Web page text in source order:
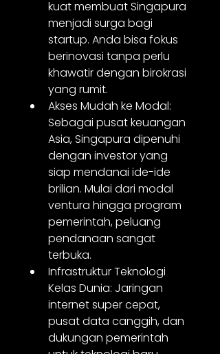
kuat membuat Singapura
menjadi surga bagi
startup. Anda bisa fokus
berinovasi tanpa perlu
khawatir dengan birokrasi
yang rumit.
Akses Mudah ke Modal:
Sebagai pusat keuangan
Asia, Singapura dipenuhi
dengan investor yang
siap mendanai ide-ide
brilian. Mulai dari modal
ventura hingga program
pemerintah, peluang
pendanaan sangat
terbuka.
Infrastruktur Teknologi
Kelas Dunia: Jaringan
internet super cepat,
pusat data canggih, dan
dukungan pemerintah